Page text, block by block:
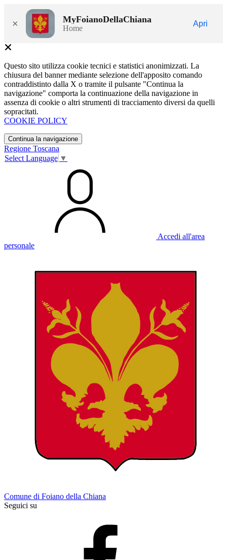
× MyFoianoDellaChiana
Home
Apri
Questo sito utilizza cookie tecnici e statistici anonimizzati. La
chiusura del banner mediante selezione dell'apposito comando
contraddistinto dalla X o tramite il pulsante "Continua la
navigazione" comporta la continuazione della navigazione in
assenza di cookie o altri strumenti di tracciamento diversi da quelli
sopracitati.
COOKIE POLICY
Continua la navigazione
Regione Toscana
Select Language ▼
Accedi all'area
personale
Comune di Foiano della Chiana
Seguici su